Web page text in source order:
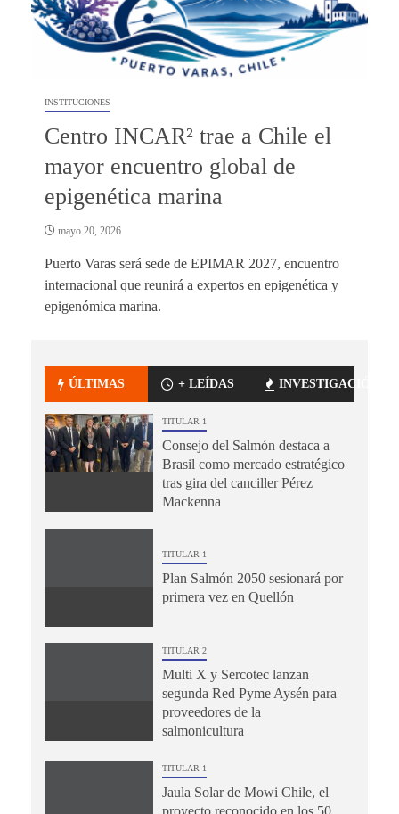
INSTITUCIONES
Centro INCAR² trae a Chile el
mayor encuentro global de
epigenética marina
mayo 20, 2026
Puerto Varas será sede de EPIMAR 2027, encuentro
internacional que reunirá a expertos en epigenética y
epigenómica marina.
ÚLTIMAS + LEÍDAS INVESTIGACIÓN
TITULAR 1
Consejo del Salmón destaca a
Brasil como mercado estratégico
tras gira del canciller Pérez
Mackenna
TITULAR 1
Plan Salmón 2050 sesionará por
primera vez en Quellón
TITULAR 2
Multi X y Sercotec lanzan
segunda Red Pyme Aysén para
proveedores de la
salmonicultura
TITULAR 1
Jaula Solar de Mowi Chile, el
proyecto reconocido en los 50